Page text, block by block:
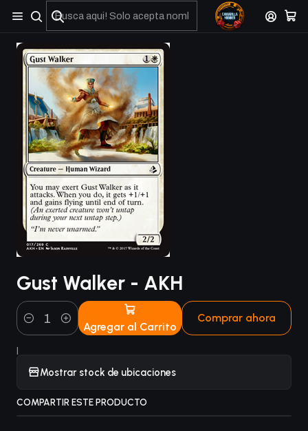
No olviden reportar sus depositos y transferencias por Whatsapp
Gust Walker - AKH
Cantidad Agregar al Carrito
Comprar ahora
|
Mostrar stock de ubicaciones
COMPARTIR ESTE PRODUCTO